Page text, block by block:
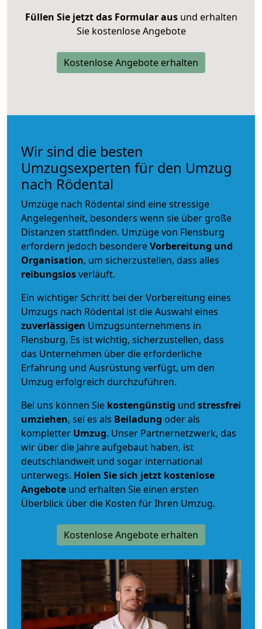
Füllen Sie jetzt das Formular ausund erhalten
Sie kostenlose Angebote
Kostenlose Angebote erhalten
Wir sind die besten
Umzugsexperten für den Umzug
nach Rödental
Umzüge nach Rödental sind eine stressige
Angelegenheit, besonders wenn sie über große
Distanzen stattfinden. Umzüge von Flensburg
erfordern jedoch besondereVorbereitung und
Organisation, um sicherzustellen, dass alles
reibungslosverläuft.
Ein wichtiger Schritt bei der Vorbereitung eines
Umzugs nach Rödental ist die Auswahl eines
zuverlässigen Umzugsunternehmens in
Flensburg. Es ist wichtig, sicherzustellen, dass
das Unternehmen über die erforderliche
Erfahrung und Ausrüstung verfügt, um den
Umzug erfolgreich durchzuführen.
Bei uns können Sie kostengünstig und stressfrei
umziehen, sei es als Beiladung oder als
kompletter Umzug. Unser Partnernetzwerk, das
wir über die Jahre aufgebaut haben, ist
deutschlandweit und sogar international
unterwegs. Holen Sie sich jetzt kostenlose
Angebote und erhalten Sie einen ersten
Überblick über die Kosten für Ihren Umzug.
Kostenlose Angebote erhalten